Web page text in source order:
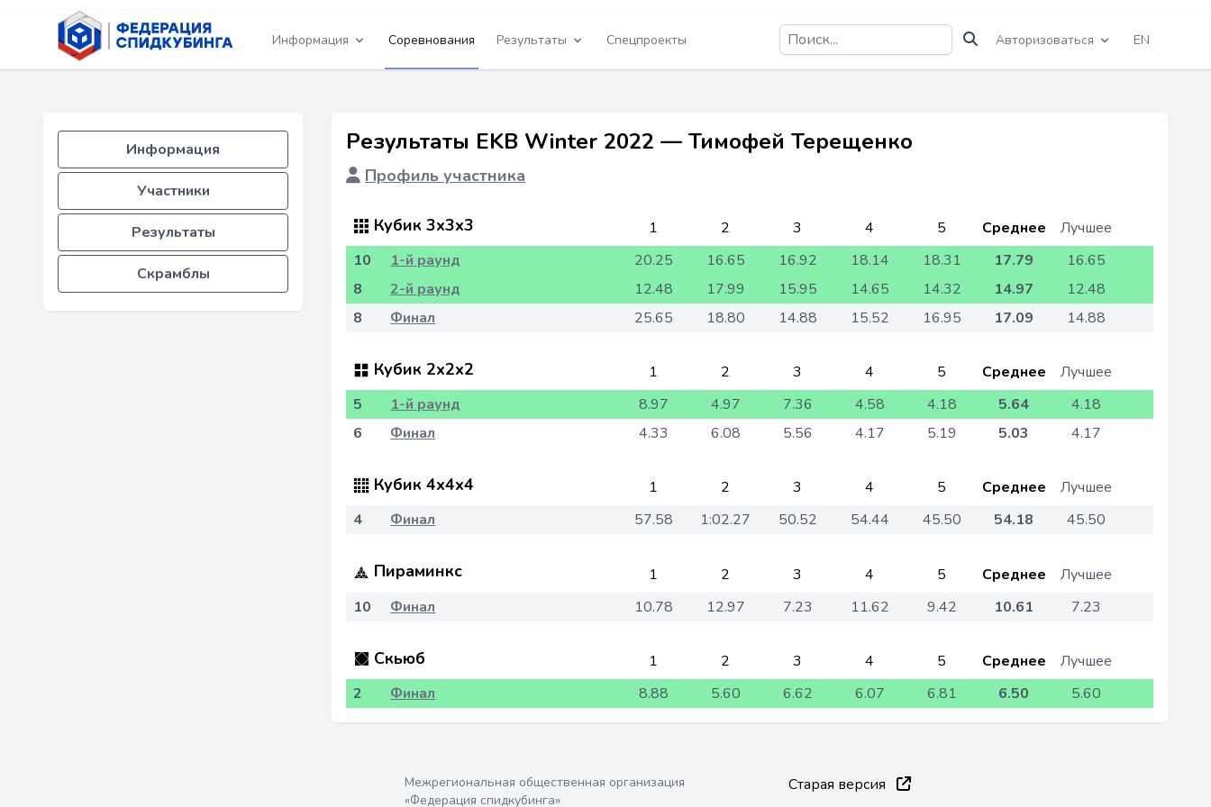
Информация Соревнования Результаты Спецпроекты Авторизоваться EN
Информация
Участники
Результаты
Скрамблы
Результаты EKB Winter 2022 — Тимофей Терещенко
Профиль участника
Кубик 3x3x3 1 2 3 4 5 Среднее
Лучшее
10
1-й раунд 20.25 16.65 16.92 18.14 18.31 17.79
16.65
8
2-й раунд 12.48 17.99 15.95 14.65 14.32 14.97
12.48
8
Финал 25.65 18.80 14.88 15.52 16.95 17.09 14.88
Кубик 2x2x2 1 2 3 4 5 Среднее
Лучшее
5
1-й раунд 8.97 4.97 7.36 4.58 4.18 5.64
4.18
6
Финал 4.33 6.08 5.56 4.17 5.19 5.03 4.17
Кубик 4x4x4 1 2 3 4 5 Среднее
Лучшее
4
Финал 57.58 1:02.27 50.52 54.44 45.50 54.18 45.50
Пираминкс 1 2 3 4 5 Среднее
Лучшее
10
Финал 10.78 12.97 7.23 11.62 9.42 10.61 7.23
Скьюб 1 2 3 4 5 Среднее
Лучшее
2
Финал 8.88 5.60 6.62 6.07 6.81 6.50 5.60
Межрегиональная общественная организация
«Федерация спидкубинга»
Старая версия